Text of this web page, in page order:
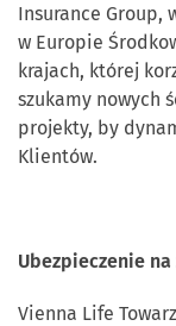
Insurance Group,
w Europie
krajach, której
szukamy nowych
projekty, by
Klientów.
Ubezpieczenie na
Vienna Life